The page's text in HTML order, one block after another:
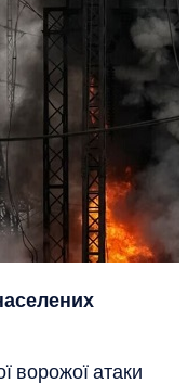
ворожої атаки